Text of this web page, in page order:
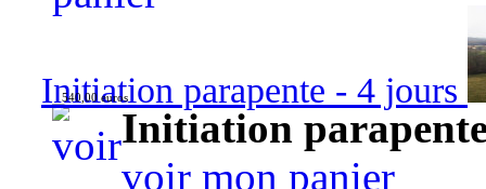
Initiation parapente - 4 jours
540,00 euros
Initiation
voir mon panier